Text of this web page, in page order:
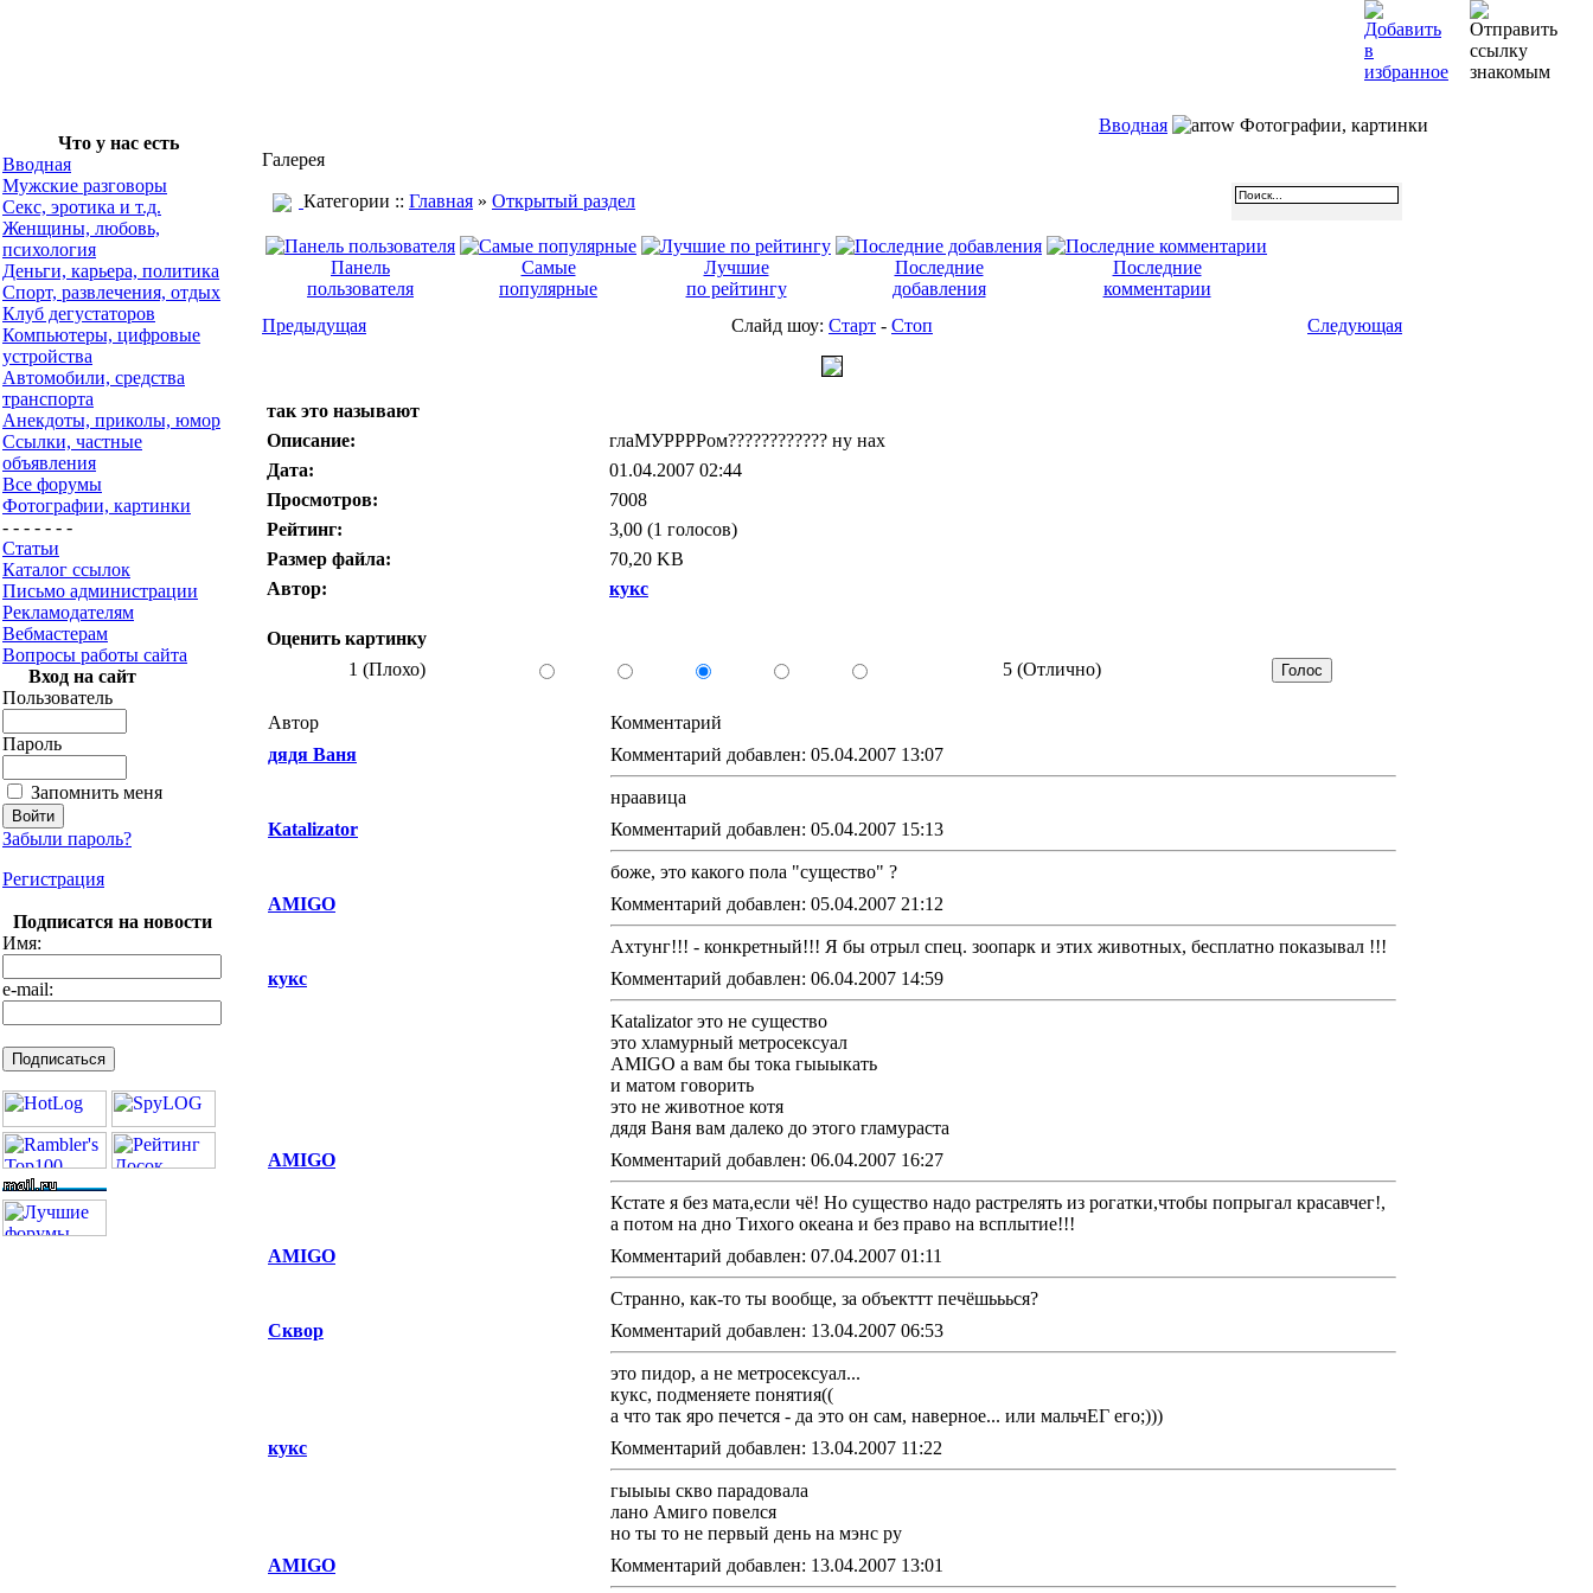
Что у нас есть
Вводная
Мужские разговоры
Секс, эротика и т.д.
Женщины, любовь,
психология
Деньги, карьера, политика
Спорт, развлечения, отдых
Клуб дегустаторов
Компьютеры, цифровые
устройства
Автомобили, средства
транспорта
Анекдоты, приколы, юмор
Ссылки, частные
объявления
Все форумы
Фотографии, картинки
- - - - - - -
Статьи
Каталог ссылок
Письмо администрации
Рекламодателям
Вебмастерам
Вопросы работы сайта
Вход на сайт
Пользователь
Пароль
Запомнить меня
Забыли пароль?
Регистрация
Подписатся на новости
Имя:
e-mail:
Вводная
Фотографии, картинки
Галерея
Категории :: Главная » Открытый раздел
Панель
пользователя
Самые
популярные
Лучшие
по рейтингу
Последние
добавления
Последние
комментарии
Предыдущая
Слайд шоу: Старт - Стоп Следующая
так это называют
Описание:
глаМУРРРРом???????????? ну нах
Дата:
01.04.2007 02:44
Просмотров:
7008
Рейтинг:
3,00 (1 голосов)
Размер файла:
70,20 KB
Автор:
кукс
Оценить картинку
1 (Плохо)
5 (Отлично)
Автор
Комментарий
дядя Ваня
Комментарий добавлен: 05.04.2007 13:07
нраавица
Katalizator
Комментарий добавлен: 05.04.2007 15:13
боже, это какого пола "существо" ?
AMIGO
Комментарий добавлен: 05.04.2007 21:12
Ахтунг!!! - конкретный!!! Я бы отрыл спец. зоопарк и этих животных, бесплатно показывал !!!
кукс
Комментарий добавлен: 06.04.2007 14:59
Katalizator это не существо
это хламурный метросексуал
AMIGO а вам бы тока гыыыкать
и матом говорить
это не животное котя
дядя Ваня вам далеко до этого гламураста
AMIGO
Комментарий добавлен: 06.04.2007 16:27
Кстате я без мата,если чё! Но существо надо растрелять из рогатки,чтобы попрыгал красавчег!,
а потом на дно Тихого океана и без право на всплытие!!!
AMIGO
Комментарий добавлен: 07.04.2007 01:11
Cтранно, как-то ты вообще, за объекттт печёшььься?
Сквор
Комментарий добавлен: 13.04.2007 06:53
это пидор, а не метросексуал...
кукс, подменяете понятия((
а что так яро печется - да это он сам, наверное... или мальчЕГ его;)))
кукс
Комментарий добавлен: 13.04.2007 11:22
гыыыы скво парадовала
лано Амиго повелся
но ты то не первый день на мэнс ру
AMIGO
Комментарий добавлен: 13.04.2007 13:01